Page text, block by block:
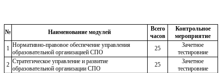
№ Наименование модулей
Всего
часов
Контрольное
мероприятие
1 Нормативно-правовое обеспечение управления
образовательной организацией СПО
25
Зачетное
тестировние
2 Стратегическое управление и развитие
образовательной организации СПО
25
Зачетное
тестировние